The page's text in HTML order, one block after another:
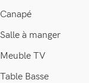
Canapé
Salle à manger
Meuble TV
Table Basse